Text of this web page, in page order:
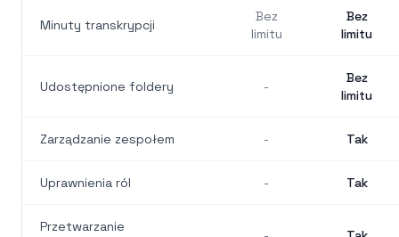
Minuty transkrypcji
Bez
limitu
Bez
limitu
Udostępnione foldery -
Bez
limitu
Zarządzanie zespołem - Tak
Uprawnienia ról - Tak
Przetwarzanie